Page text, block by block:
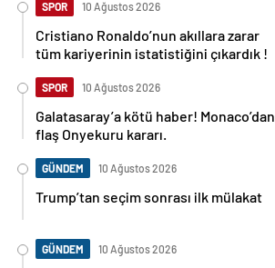
SPOR 10 Ağustos 2026
Cristiano Ronaldo’nun akıllara zarar
tüm kariyerinin istatistiğini çıkardık !
SPOR 10 Ağustos 2026
Galatasaray’a kötü haber! Monaco’dan
flaş Onyekuru kararı.
GÜNDEM 10 Ağustos 2026
Trump’tan seçim sonrası ilk mülakat
GÜNDEM 10 Ağustos 2026